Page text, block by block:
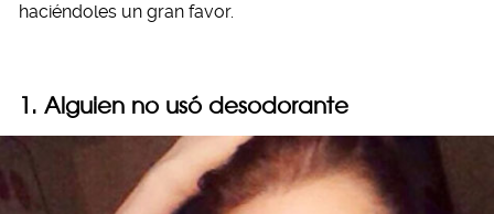
haciéndoles un gran favor.
1. Alguien no usó desodorante